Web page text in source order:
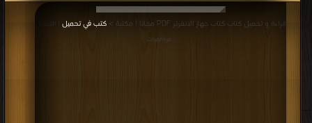
قراءة و تحميل كتاب كتاب جهاز الانفرتر PDF مجانا | مكتبة > كتب في تحميل
: مرة/مرات